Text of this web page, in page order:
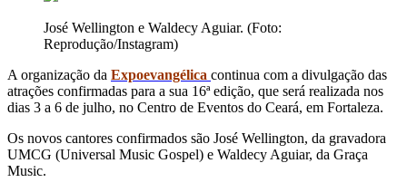
José Wellington e Waldecy Aguiar. (Foto:
Reprodução/Instagram)
A organização da Expoevangélica continua com a divulgação das
atrações confirmadas para a sua 16ª edição, que será realizada nos
dias 3 a 6 de julho, no Centro de Eventos do Ceará, em Fortaleza.
Os novos cantores confirmados são José Wellington, da gravadora
UMCG (Universal Music Gospel) e Waldecy Aguiar, da Graça
Music.